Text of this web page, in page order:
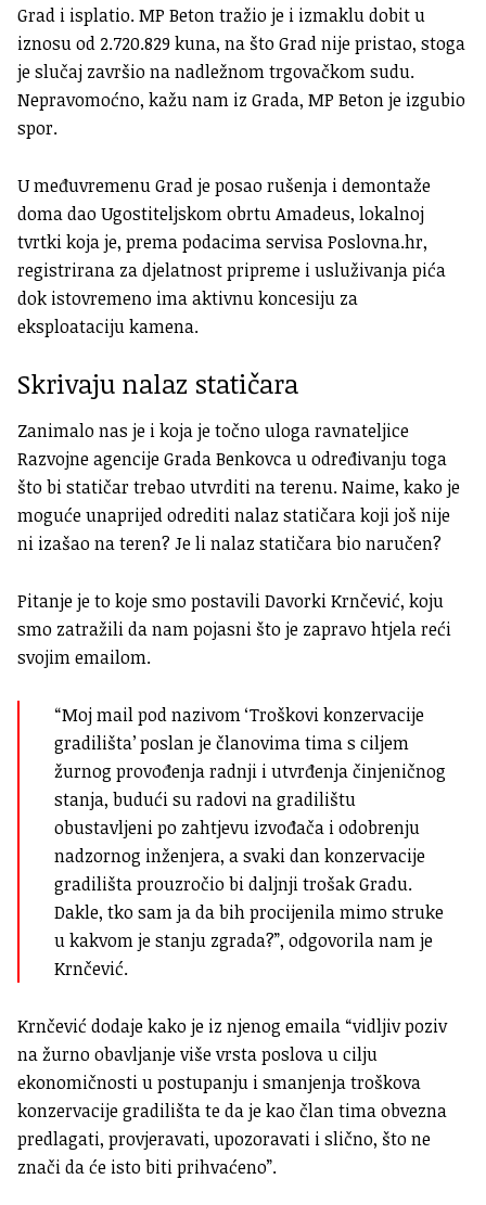
Grad i isplatio. MP Beton tražio je i izmaklu dobit u
iznosu od 2.720.829 kuna, na što Grad nije pristao, stoga
je slučaj završio na nadležnom trgovačkom sudu.
Nepravomoćno, kažu nam iz Grada, MP Beton je izgubio
spor.
U međuvremenu Grad je posao rušenja i demontaže
doma dao Ugostiteljskom obrtu Amadeus, lokalnoj
tvrtki koja je, prema podacima servisa Poslovna.hr,
registrirana za djelatnost pripreme i usluživanja pića
dok istovremeno ima aktivnu koncesiju za
eksploataciju kamena.
Skrivaju nalaz statičara
Zanimalo nas je i koja je točno uloga ravnateljice
Razvojne agencije Grada Benkovca u određivanju toga
što bi statičar trebao utvrditi na terenu. Naime, kako je
moguće unaprijed odrediti nalaz statičara koji još nije
ni izašao na teren? Je li nalaz statičara bio naručen?
Pitanje je to koje smo postavili Davorki Krnčević, koju
smo zatražili da nam pojasni što je zapravo htjela reći
svojim emailom.
“Moj mail pod nazivom ‘Troškovi konzervacije
gradilišta’ poslan je članovima tima s ciljem
žurnog provođenja radnji i utvrđenja činjeničnog
stanja, budući su radovi na gradilištu
obustavljeni po zahtjevu izvođača i odobrenju
nadzornog inženjera, a svaki dan konzervacije
gradilišta prouzročio bi daljnji trošak Gradu.
Dakle, tko sam ja da bih procijenila mimo struke
u kakvom je stanju zgrada?”, odgovorila nam je
Krnčević.
Krnčević dodaje kako je iz njenog emaila “vidljiv poziv
na žurno obavljanje više vrsta poslova u cilju
ekonomičnosti u postupanju i smanjenja troškova
konzervacije gradilišta te da je kao član tima obvezna
predlagati, provjeravati, upozoravati i slično, što ne
znači da će isto biti prihvaćeno”.